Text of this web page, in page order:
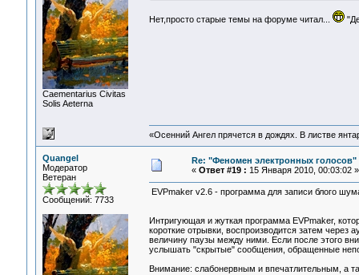
Сaementarius Civitas
Solis Aeterna
Нет,просто старые темы на форуме читал...
«Осенний Ангел прячется в дождях. В листве
Quangel
Модератор
Ветеран
Сообщений: 7733
Re: "Феномен электронных голосов"
« Ответ #19 : 15 Января 2010, 00:03:02 »
EVPmaker v2.6 - программа для записи блого
Интригующая и жуткая программа EVPmaker,
короткие отрывки, воспроизводится затем через
величину паузы между ними. Если после этого
услышать "скрытые" сообщения, обращенные
Внимание: слабонервным и впечатлительным, а